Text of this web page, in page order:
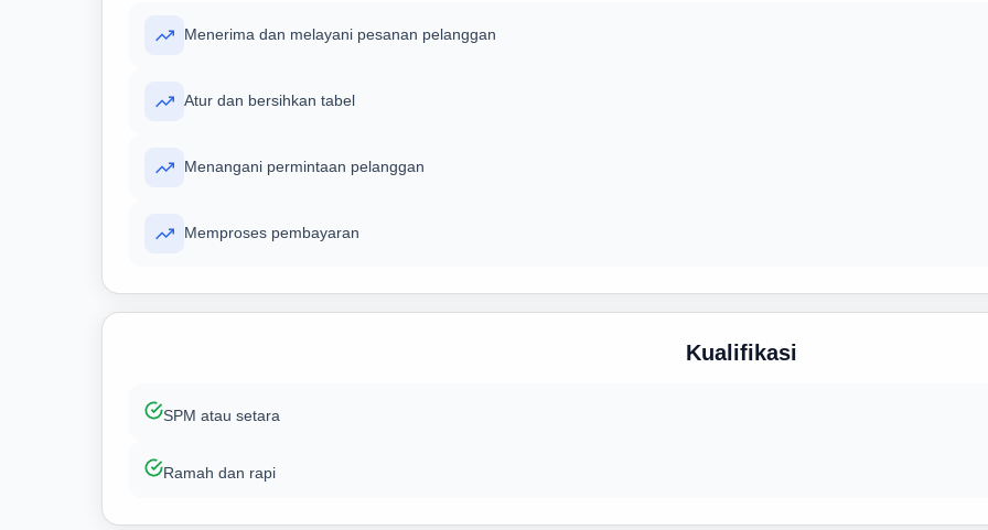
Menerima dan melayani pesanan pelanggan
Atur dan bersihkan tabel
Menangani permintaan pelanggan
Memproses pembayaran
Kualifikasi
SPM atau setara
Ramah dan rapi